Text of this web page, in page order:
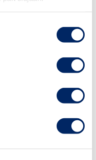
kasvu. Vastaava